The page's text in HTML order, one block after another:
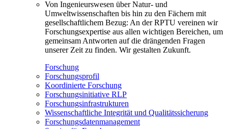
Von Ingenieurswesen über Natur- und
Umweltwissenschaften bis hin zu den Fächern mit
gesellschaftlichem Bezug: An der RPTU vereinen wir
Forschungsexpertise aus allen wichtigen Bereichen, um
gemeinsam Antworten auf die drängenden Fragen
unserer Zeit zu finden. Wir gestalten Zukunft.
Forschung
Forschungsprofil
Koordinierte Forschung
Forschungsinitiative RLP
Forschungsinfrastrukturen
Wissenschaftliche Integrität und Qualitätssicherung
Forschungsdatenmanagement